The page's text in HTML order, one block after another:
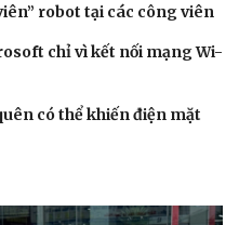
Giải trí
Thời trang
Sao Việt
robot tại các công viên
chỉ vì kết nối mạng Wi-
có thể khiến điện mặt